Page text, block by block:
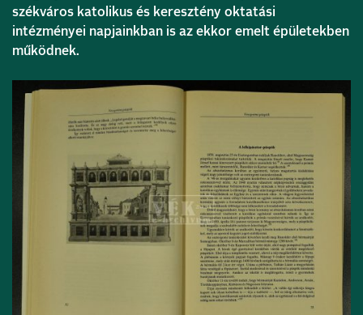
székváros katolikus és keresztény oktatási
intézményei napjainkban is az ekkor emelt épületekben
működnek.